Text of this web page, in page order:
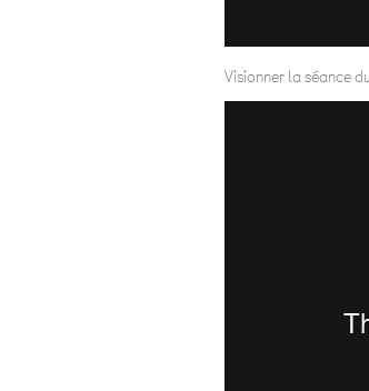
Visionner la séance